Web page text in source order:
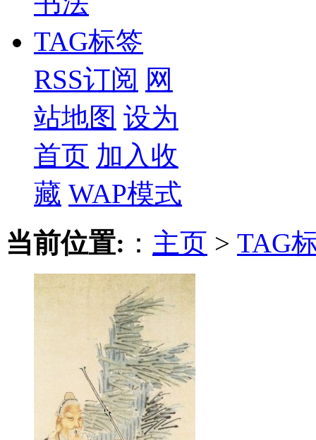
TAG标签
RSS订阅 网
站地图 设为
首页 加入收
藏 WAP模式
当前位置: ： 主页 > TAG